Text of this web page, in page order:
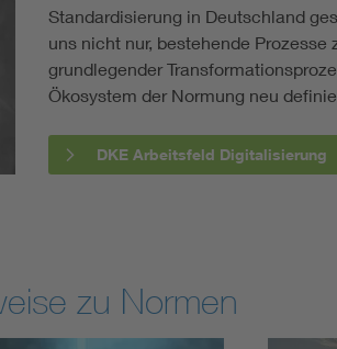
Standardisierung in Deutschland
uns nicht nur, bestehende
grundlegender
Ökosystem der Normung neu
DKE Arbeitsfeld Digitalisierung
zu Normen